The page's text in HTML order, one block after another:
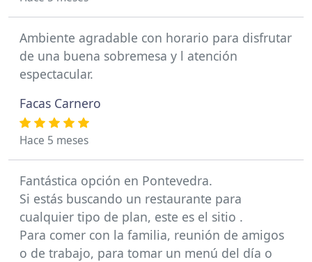
Ambiente agradable con horario para disfrutar
de una buena sobremesa y l atención
espectacular.
Facas Carnero
Hace 5 meses
Fantástica opción en Pontevedra.
Si estás buscando un restaurante para
cualquier tipo de plan, este es el sitio .
Para comer con la familia, reunión de amigos
o de trabajo, para tomar un menú del día o